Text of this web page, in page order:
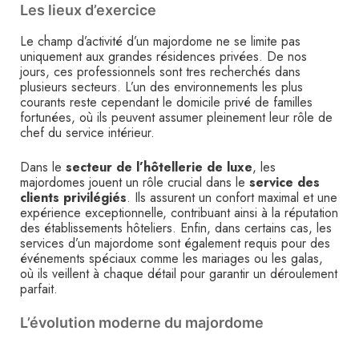
Les lieux d’exercice
Le champ d’activité d’un majordome ne se limite pas
uniquement aux grandes résidences privées. De nos
jours, ces professionnels sont tres recherchés dans
plusieurs secteurs. L’un des environnements les plus
courants reste cependant le domicile privé de familles
fortunées, où ils peuvent assumer pleinement leur rôle de
chef du service intérieur.
Dans le secteur de l’hôtellerie de luxe, les
majordomes jouent un rôle crucial dans le service des
clients privilégiés. Ils assurent un confort maximal et une
expérience exceptionnelle, contribuant ainsi à la réputation
des établissements hôteliers. Enfin, dans certains cas, les
services d’un majordome sont également requis pour des
événements spéciaux comme les mariages ou les galas,
où ils veillent à chaque détail pour garantir un déroulement
parfait.
L’évolution moderne du majordome